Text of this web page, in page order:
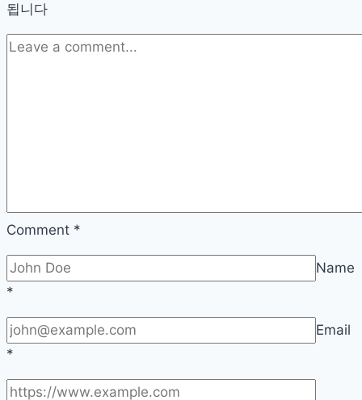
게,
서
됩니다
Comment *
Name
*
Email
*